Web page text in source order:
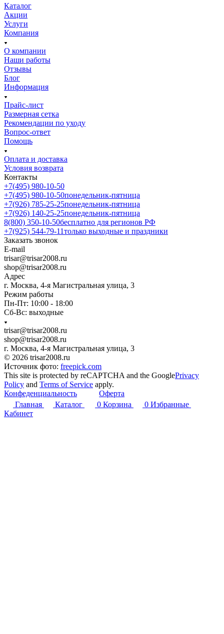
Каталог
Акции
Услуги
Компания
О компании
Наши работы
Отзывы
Блог
Информация
Прайс-лист
Размерная сетка
Рекомендации по уходу
Вопрос-ответ
Помощь
Оплата и доставка
Условия возврата
Контакты
+7(495) 980-10-50
+7(495) 980-10-50понедельник-пятница
+7(926) 785-25-25понедельник-пятница
+7(926) 140-25-25понедельник-пятница
8(800) 350-10-50бесплатно для регионов РФ
+7(925) 544-79-11только выходные и праздники
Заказать звонок
E-mail
trisar@trisar2008.ru
shop@trisar2008.ru
Адрес
г. Москва, 4-я Магистральная улица, 3
Режим работы
Пн-Пт: 10:00 - 18:00
Сб-Вс: выходные
trisar@trisar2008.ru
shop@trisar2008.ru
г. Москва, 4-я Магистральная улица, 3
© 2026 trisar2008.ru
Источник фото: freepick.com
This site is protected by reCAPTCHA and the GooglePrivacy
Policy and Terms of Service apply.
Конфеденциальность
Оферта
Главная
Каталог 0 Корзина 0 Избранные
Кабинет